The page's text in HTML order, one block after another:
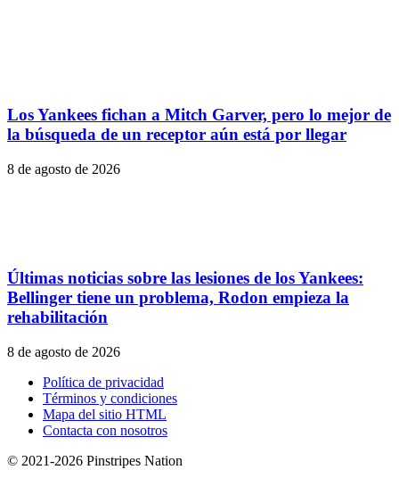
Los Yankees fichan a Mitch Garver, pero lo mejor de
la búsqueda de un receptor aún está por llegar
8 de agosto de 2026
Últimas noticias sobre las lesiones de los Yankees:
Bellinger tiene un problema, Rodon empieza la
rehabilitación
8 de agosto de 2026
Política de privacidad
Términos y condiciones
Mapa del sitio HTML
Contacta con nosotros
© 2021-2026 Pinstripes Nation